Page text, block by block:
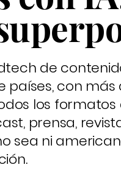
de
con
los
prensa,
sea ni